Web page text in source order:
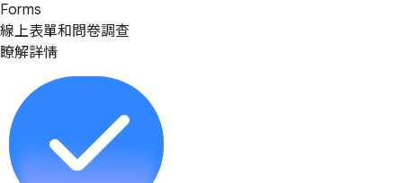
Forms
線上表單和問卷調查
瞭解詳情